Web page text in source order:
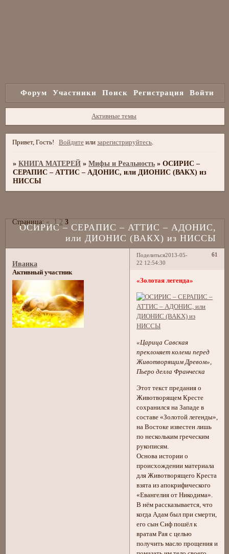
Форум Участники Поиск Регистрация Войти
Активные темы
Привет, Гость! Войдите илизарегистрируйтесь
»КНИГА МАТЕРЕЙ »Мифы и Реальность »ОСИРИС –
СЕРАПИС – АТТИС – АДОНИС, или ДИОНИС (ВАКХ) из
НИССЫ
ОСИРИС – СЕРАПИС – АТТИС – АДОНИС,
или ДИОНИС (ВАКХ) из НИССЫ
Страница:« 1 2 3
Поделиться 61
2013-05-
22 12:54:30
Иванка
Активный участник
«Золотая легенда»
«Царица Савская
преклоняет колени перед
Животворящим Древом»,
Пьеро делла Франческа
Этот текст предания о
Животворящем Кресте
сохранился на Западе в
составе «Золотой легенды»,
на Востоке известен лишь
по нескольким греческим
рукописям.
Основа истории о
происхождении материала
для Животворящего Креста
взята из апокрифического
«Евангелия от Никодима».
В нём рассказывается, что
когда Адам был при смерти,
его сын Сиф пошёл к
вратам Рая с целью
получить масло прощения и